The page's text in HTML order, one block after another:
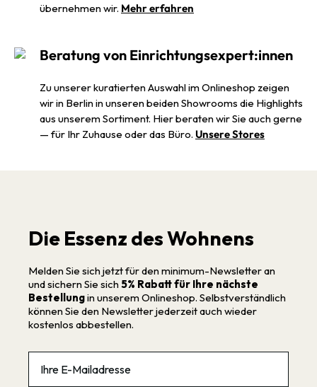
übernehmen wir. Mehr erfahren
Beratung von Einrichtungsexpert:innen
Zu unserer kuratierten Auswahl im Onlineshop zeigen
wir in Berlin in unseren beiden Showrooms die Highlights
aus unserem Sortiment. Hier beraten wir Sie auch gerne
— für Ihr Zuhause oder das Büro. Unsere Stores
Die Essenz des Wohnens
Melden Sie sich jetzt für den minimum-Newsletter an
und sichern Sie sich 5% Rabatt für Ihre nächste
Bestellungin unserem Onlineshop. Selbstverständlich
können Sie den Newsletter jederzeit auch wieder
kostenlos abbestellen.